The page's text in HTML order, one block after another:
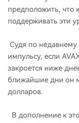
предположить, что
поддерживать эти
Судя по
импульсу, если
закроется ниже
ближайшие дни он
долларов.
В дополнение к